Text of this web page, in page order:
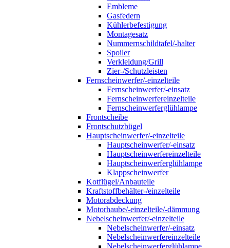
Embleme
Gasfedern
Kühlerbefestigung
Montagesatz
Nummernschildtafel/-halter
Spoiler
Verkleidung/Grill
Zier-/Schutzleisten
Fernscheinwerfer/-einzelteile
Fernscheinwerfer/-einsatz
Fernscheinwerfereinzelteile
Fernscheinwerferglühlampe
Frontscheibe
Frontschutzbügel
Hauptscheinwerfer/-einzelteile
Hauptscheinwerfer/-einsatz
Hauptscheinwerfereinzelteile
Hauptscheinwerferglühlampe
Klappscheinwerfer
Kotflügel/Anbauteile
Kraftstoffbehälter-/einzelteile
Motorabdeckung
Motorhaube/-einzelteile/-dämmung
Nebelscheinwerfer/-einzelteile
Nebelscheinwerfer/-einsatz
Nebelscheinwerfereinzelteile
Nebelscheinwerferglühlampe